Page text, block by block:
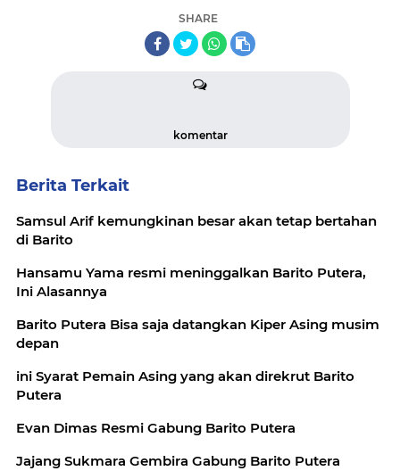
SHARE
komentar
Berita Terkait
Samsul Arif kemungkinan besar akan tetap bertahan
di Barito
Hansamu Yama resmi meninggalkan Barito Putera,
Ini Alasannya
Barito Putera Bisa saja datangkan Kiper Asing musim
depan
ini Syarat Pemain Asing yang akan direkrut Barito
Putera
Evan Dimas Resmi Gabung Barito Putera
Jajang Sukmara Gembira Gabung Barito Putera